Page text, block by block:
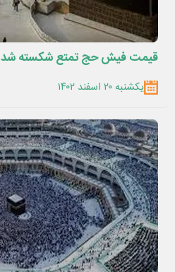
قیمت فیش حج تمتع شکسته شد
یکشنبه ۲۰ اسفند ۱۴۰۲